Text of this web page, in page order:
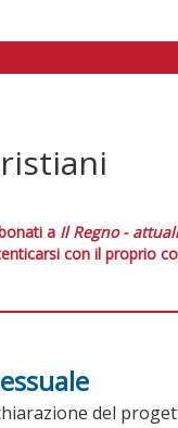
a Il Regno -
con il proprio
del